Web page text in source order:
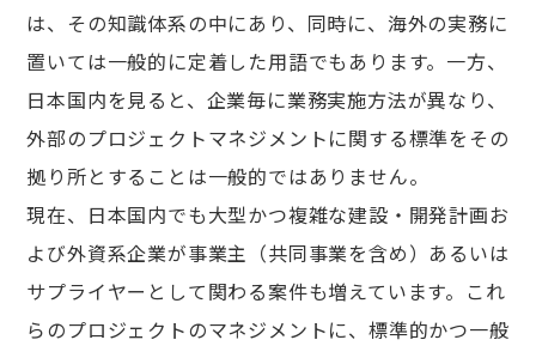
は、その知識体系の中にあり、同時に、海外の実務に
置いては一般的に定着した用語でもあります。一方、
日本国内を見ると、企業毎に業務実施方法が異なり、
外部のプロジェクトマネジメントに関する標準をその
拠り所とすることは一般的ではありません。
現在、日本国内でも大型かつ複雑な建設・開発計画お
よび外資系企業が事業主（共同事業を含め）あるいは
サプライヤーとして関わる案件も増えています。これ
らのプロジェクトのマネジメントに、標準的かつ一般